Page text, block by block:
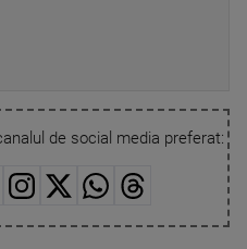
de social media preferat: